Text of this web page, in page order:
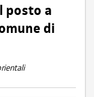
posto a
di